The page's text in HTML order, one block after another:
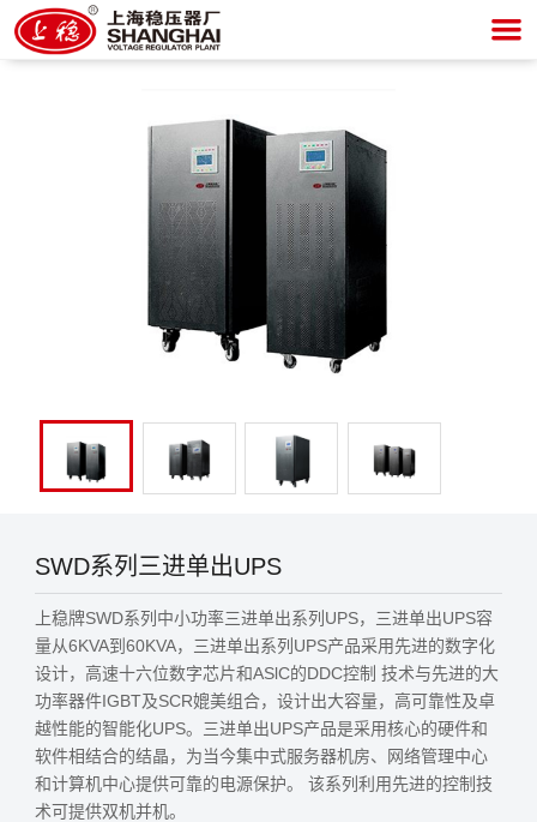
SWD系列三进单出UPS
上稳牌SWD系列中小功率三进单出系列UPS，三进单出UPS容
量从6KVA到60KVA，三进单出系列UPS产品采用先进的数字化
设计，高速十六位数字芯片和ASlC的DDC控制 技术与先进的大
功率器件IGBT及SCR媲美组合，设计出大容量，高可靠性及卓
越性能的智能化UPS。三进单出UPS产品是采用核心的硬件和
软件相结合的结晶，为当今集中式服务器机房、网络管理中心
和计算机中心提供可靠的电源保护。 该系列利用先进的控制技
术可提供双机并机。